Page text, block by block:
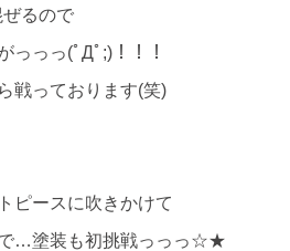
るので
っっっ(ﾟДﾟ;)！！！
戦っております(笑)
ピースに吹きかけて
…塗装も初挑戦っっっ☆★